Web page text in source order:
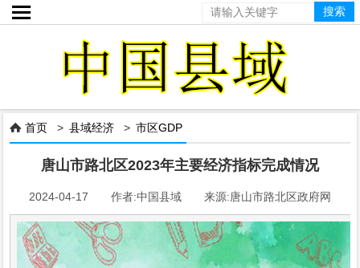

 首页 >县域经济 >市区GDP
唐山市路北区2023年主要经济指标完成情况
2024-04-17 作者:中国县域 来源:唐山市路北区政府网